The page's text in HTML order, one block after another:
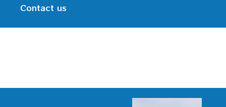
Contact us